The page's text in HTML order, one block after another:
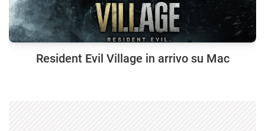
Resident Evil Village in arrivo su Mac